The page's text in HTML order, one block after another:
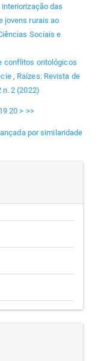
interiorização das
jovens rurais ao
Sociais e
conflitos ontológicos
, Raízes: Revista de
n. 2 (2022)
19 20 > >>
por similaridade